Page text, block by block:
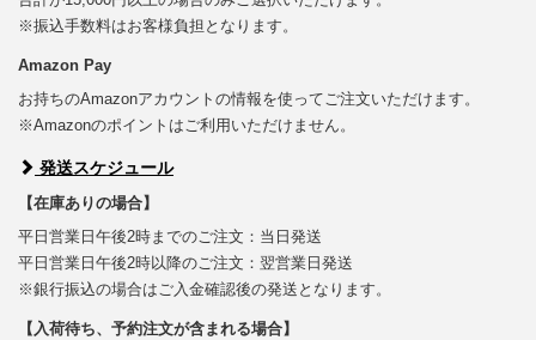
※振込手数料はお客様負担となります。
Amazon Pay
お持ちのAmazonアカウントの情報を使ってご注文いただけます。
※Amazonのポイントはご利用いただけません。
発送スケジュール
【在庫ありの場合】
平日営業日午後2時までのご注文：当日発送
平日営業日午後2時以降のご注文：翌営業日発送
※銀行振込の場合はご入金確認後の発送となります。
【入荷待ち、予約注文が含まれる場合】